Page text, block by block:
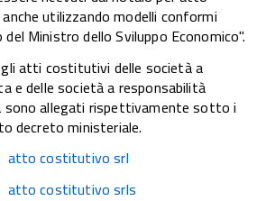
utilizzando modelli conformi
Ministro dello Sviluppo Economico".
atti costitutivi delle società a
e delle società a responsabilità
allegati rispettivamente sotto i
decreto ministeriale.
atto costitutivo srl
atto costitutivo srls